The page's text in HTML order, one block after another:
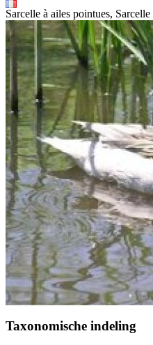
Sarcelle à ailes pointues,
Taxonomische indeling